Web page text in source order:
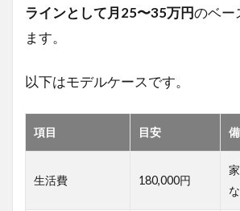
ラインとして月25〜35万円のベー
ます。
以下はモデルケースです。
項目 目安
生活費 180,000円